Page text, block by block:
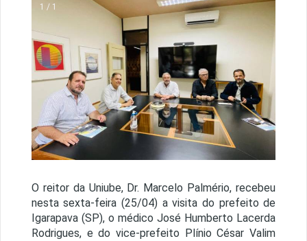
1 / 1
O reitor da Uniube, Dr. Marcelo Palmério, recebeu
nesta sexta-feira (25/04) a visita do prefeito de
Igarapava (SP), o médico José Humberto Lacerda
Rodrigues, e do vice-prefeito Plínio César Valim